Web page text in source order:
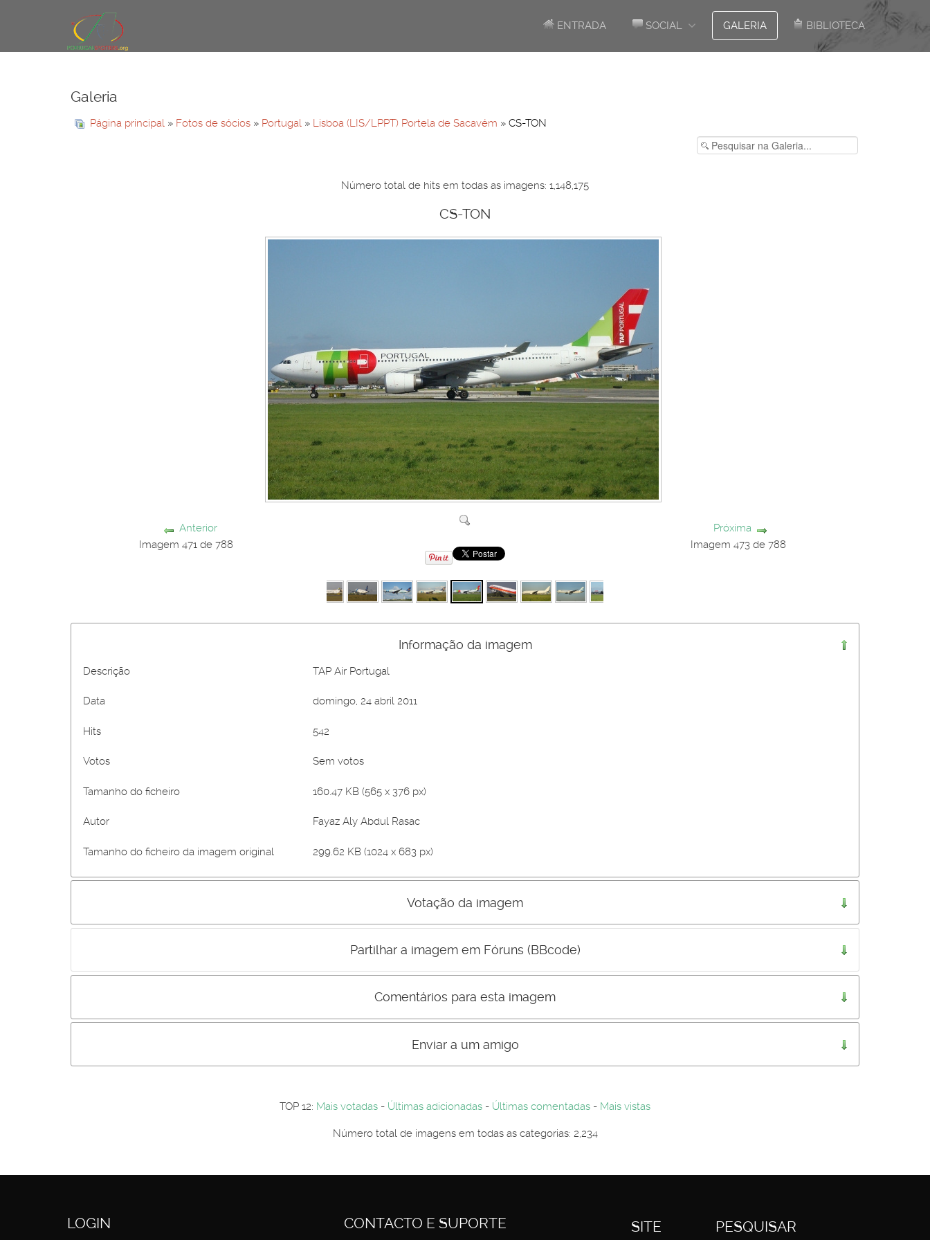
ENTRADA SOCIAL GALERIA BIBLIOTECA
Galeria
Página principal » Fotos de sócios » Portugal » Lisboa (LIS/LPPT) Portela de Sacavém » CS-TON
Número total de hits em todas as imagens: 1,148,175
CS-TON
Anterior
Imagem 471 de 788
Próxima
Imagem 473 de 788
Informação da imagem
Descrição TAP Air Portugal
Data domingo, 24 abril 2011
Hits 542
Votos Sem votos
Tamanho do ficheiro 160.47 KB (565 x 376 px)
Autor Fayaz Aly Abdul Rasac
Tamanho do ficheiro da imagem original 299.62 KB (1024 x 683 px)
Votação da imagem
Mau Bom
Partilhar a imagem em Fóruns (BBcode)
Incluir imagem :
Comentários para esta imagem
Os comentário não são visiveis para visitantes. Por-favor registe-se...
Os visitantes não estão autorizados a colocar comentários. Por-favor registe-se...Enviar a um amigo
Primeiro autentique-se...
TOP 12: Mais votadas - Últimas adicionadas - Últimas comentadas - Mais vistas
Número total de imagens em todas as categorias: 2,234
LOGIN CONTACTO E SUPORTE SITE PESQUISAR